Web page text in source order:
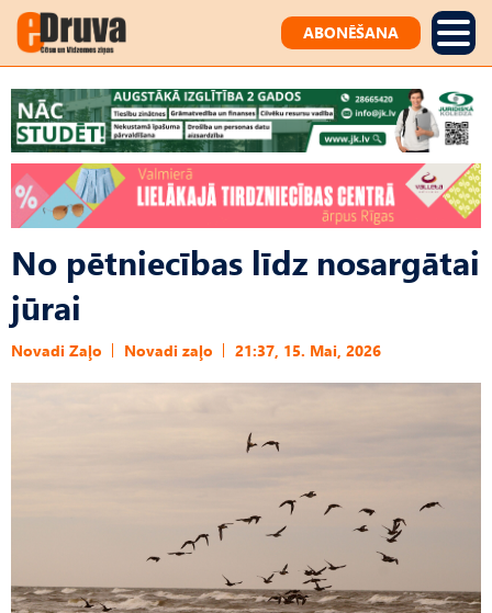
ABONĒŠANA
No pētniecības līdz nosargātai
jūrai
Novadi Zaļo Novadi zaļo 21:37, 15. Mai, 2026